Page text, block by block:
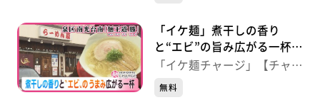
「イケ麺」煮干しの香り
と“エビ”の旨み広がる一杯
【麺王道 勝】（泉区南光
「イケ麺チャージ」【チャー
ジ！】
無料